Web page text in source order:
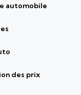
automobile
des prix